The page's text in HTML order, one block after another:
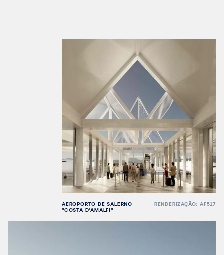
AEROPORTO DE SALERNO
"COSTA D'AMALFI"
RENDERIZAÇÃO: AF517